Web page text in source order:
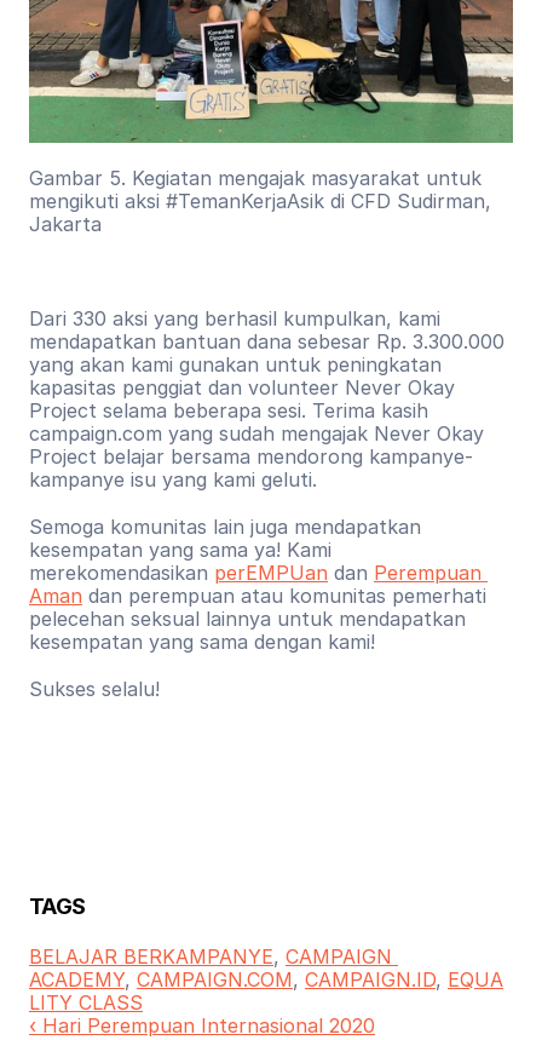
Gambar 5. Kegiatan mengajak masyarakat untuk
mengikuti aksi #TemanKerjaAsik di CFD Sudirman,
Jakarta
Dari 330 aksi yang berhasil kumpulkan, kami
mendapatkan bantuan dana sebesar Rp. 3.300.000
yang akan kami gunakan untuk peningkatan
kapasitas penggiat dan volunteer Never Okay
Project selama beberapa sesi. Terima kasih
campaign.com yang sudah mengajak Never Okay
Project belajar bersama mendorong kampanye-
kampanye isu yang kami geluti.
Semoga komunitas lain juga mendapatkan
kesempatan yang sama ya! Kami
merekomendasikan perEMPUan dan Perempuan
Aman dan perempuan atau komunitas pemerhati
pelecehan seksual lainnya untuk mendapatkan
kesempatan yang sama dengan kami!
Sukses selalu!
TAGS
BELAJAR BERKAMPANYE, CAMPAIGN
ACADEMY, CAMPAIGN.COM, CAMPAIGN.ID, EQUA
LITY CLASS
‹ Hari Perempuan Internasional 2020